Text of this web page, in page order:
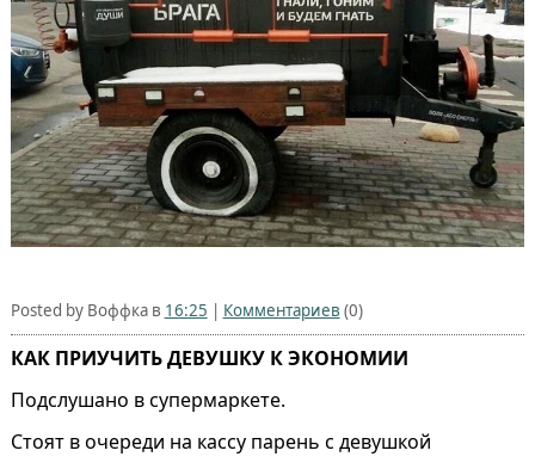
Posted by Воффка в 16:25 | Комментариев (0)
КАК ПРИУЧИТЬ ДЕВУШКУ К ЭКОНОМИИ
Подслушано в супермаркете.
Стоят в очереди на кассу парень с девушкой